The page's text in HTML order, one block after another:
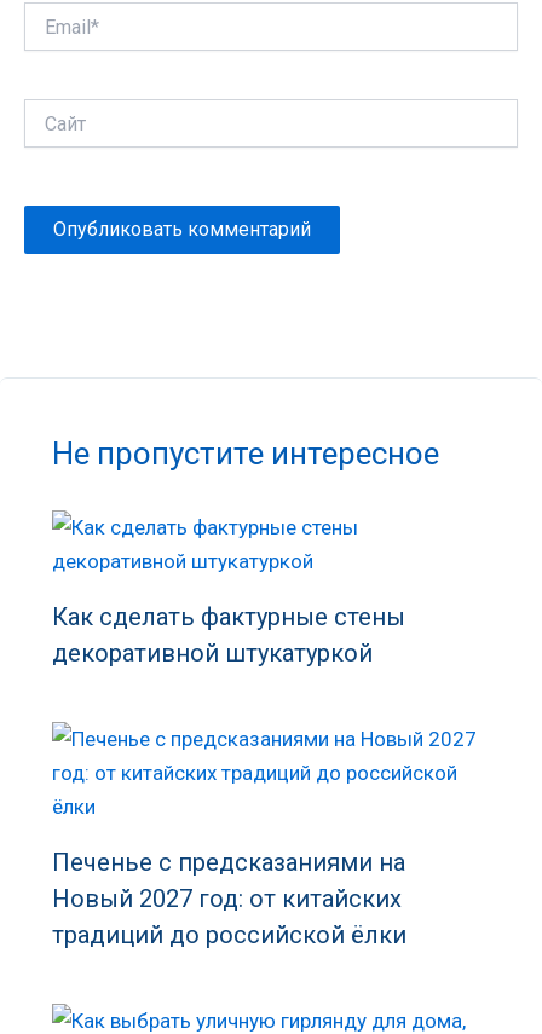
Не пропустите интересное
Как сделать фактурные стены
декоративной штукатуркой
Печенье с предсказаниями на
Новый 2027 год: от китайских
традиций до российской ёлки